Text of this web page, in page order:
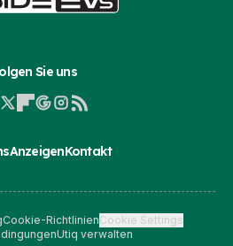
Sie uns
AnzeigenKontakt
Cookie-RichtlinienCookie Settings
Utiq verwalten